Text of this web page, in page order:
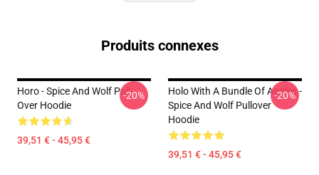
Produits connexes
Horo - Spice And Wolf Pull-
Over Hoodie
39,51 € - 45,95 €
-20%
Holo With A Bundle Of Apples -
Spice And Wolf Pullover
Hoodie
39,51 € - 45,95 €
-20%